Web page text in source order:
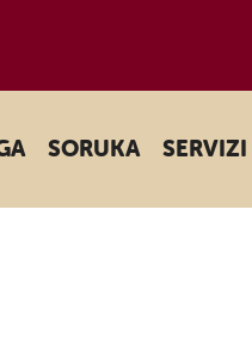
SORUKA SERVIZI